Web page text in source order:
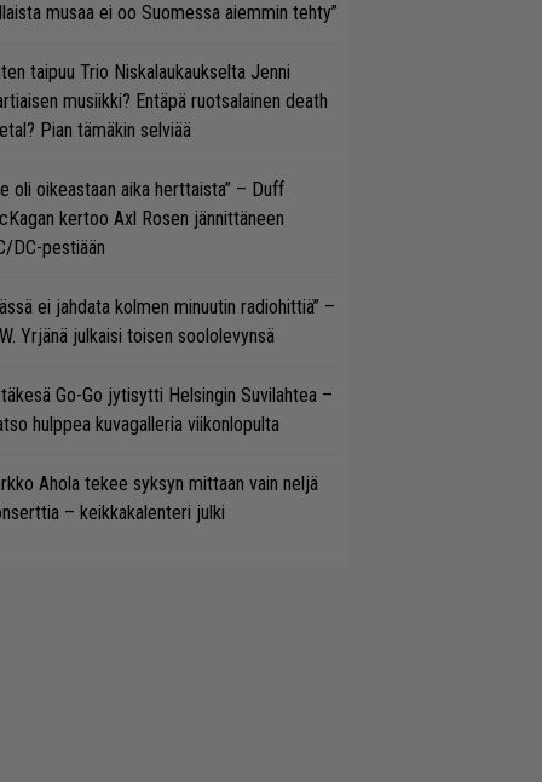
musaa ei oo Suomessa aiemmin tehty”
taipuu Trio Niskalaukaukselta Jenni
musiikki? Entäpä ruotsalainen death
Pian tämäkin selviää
oli oikeastaan aika herttaista” – Duff
kertoo Axl Rosen jännittäneen
DC-pestiään
ei jahdata kolmen minuutin radiohittiä” –
Yrjänä julkaisi toisen soololevynsä
Go-Go jytisytti Helsingin Suvilahtea –
hulppea kuvagalleria viikonlopulta
Ahola tekee syksyn mittaan vain neljä
– keikkakalenteri julki